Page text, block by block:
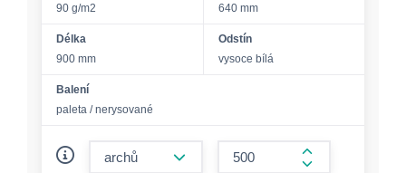
90 g/m2
640 mm
Délka
900 mm
Odstín
vysoce bílá
Balení
paleta / nerysované